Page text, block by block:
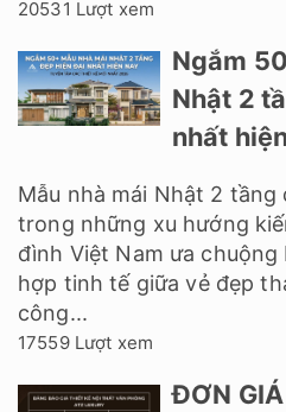
20531 Lượt xem
Ngắm
Nhật 2
nhất
Mẫu nhà mái Nhật 2
trong những xu hướng
đình Việt Nam ưa
hợp tinh tế giữa vẻ đẹp
công...
17559 Lượt xem
ĐƠN